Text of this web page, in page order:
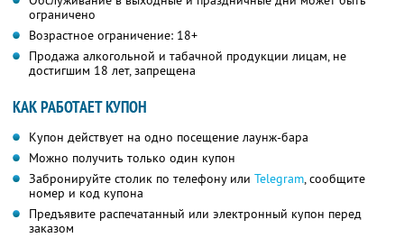
ограничено
Возрастное ограничение: 18+
Продажа алкогольной и табачной продукции лицам, не
достигшим 18 лет, запрещена
КАК РАБОТАЕТ КУПОН
Купон действует на одно посещение лаунж-бара
Можно получить только один купон
Забронируйте столик по телефону или Telegram, сообщите
номер и код купона
Предъявите распечатанный или электронный купон перед
заказом